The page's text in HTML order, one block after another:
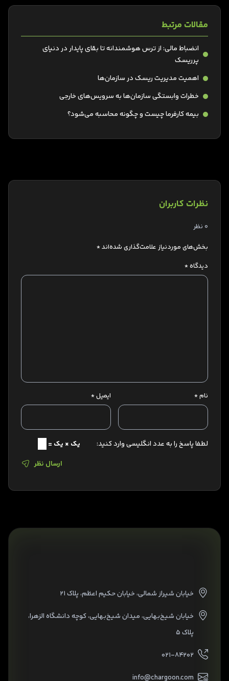
مقالات مرتبط
انضباط مالی: از ترس هوشمندانه تا بقای پایدار در دنیای
پرریسک
اهمیت مدیریت ریسک در سازمان‌ها
خطرات وابستگی سازمان‌ها به سرویس‌های خارجی
بیمه کارفرما چیست و چگونه محاسبه می‌شود؟
نظرات کاربران
0 نظر
بخش‌های موردنیاز علامت‌گذاری شده‌اند*
دیدگاه*
نام* ایمیل*
لطفا پاسخ را به عدد انگلیسی وارد کنید:
یک × یک =
ارسال نظر
خیابان شیراز شمالی، خیابان حکیم اعظم، پلاک ۲۱
خیابان شیخ‌بهایی، میدان شیخ‌بهایی، کوچه دانشگاه الزهرا،
پلاک ۵
۰۲۱-۸۴۲۰۲
info@chargoon.com